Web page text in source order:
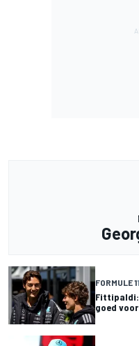
FORMULE 1
Fittipaldi:
goed voor